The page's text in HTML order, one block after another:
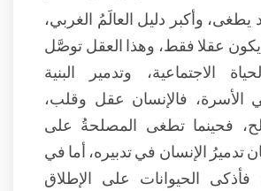
وأكبر دليل العالَمُ الغربي،
يكون عقلا فقط، وهذا العقل توصَّل
الاجتماعية، وتدمير البنية
الأسرة، فالإنسان عقل وقلب،
فحينما تطغى المصلحةُ على
تدميرُ الإنسان في تدبيره، أما في
فأذكى الحيوانات على الإطلاق